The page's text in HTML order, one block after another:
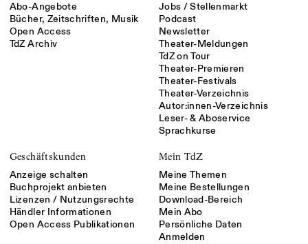
Abo-Angebote
Bücher, Zeitschriften, Musik
Open Access
TdZ Archiv
Jobs / Stellenmarkt
Podcast
Newsletter
Theater-Meldungen
TdZ on Tour
Theater-Premieren
Theater-Festivals
Theater-Verzeichnis
Autor:innen-Verzeichnis
Leser- & Aboservice
Sprachkurse
Geschäftskunden
Anzeige schalten
Buchprojekt anbieten
Lizenzen / Nutzungsrechte
Händler Informationen
Open Access Publikationen
Mein TdZ
Meine Themen
Meine Bestellungen
Download-Bereich
Mein Abo
Persönliche Daten
Anmelden